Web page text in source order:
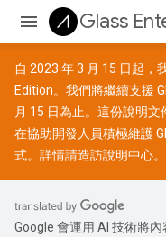
Glass
自 2023 年 3 月 15 日起，
Edition。我們將繼續支援
月 15 日為止。這份說明
在協助開發人員積極維護
式。詳情請造訪說明中心。
Google 會運用 AI 技術將